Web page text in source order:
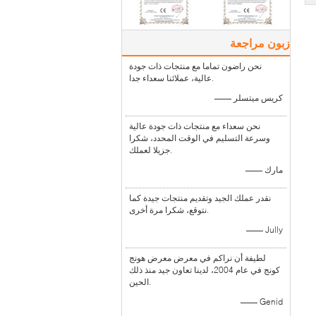
زبون مراجعة
نحن راضون تماما مع منتجات ذات جودة
عالية، عملائنا سعداء جدا.
—— كريس ميتسلر
نحن سعداء مع منتجات ذات جودة عالية
وسرعة التسليم في الوقت المحدد، شكرا
جزيلا لعملك.
—— مارك
نقدر عملك الجيد وتقديم منتجات جيدة كما
نتوقع، شكرا مرة أخرى.
—— Jully
لطيفة أن نراكم في معرض معرض هونج
كونج في عام 2004، لدينا تعاون جيد منذ ذلك
الحين.
—— Genid